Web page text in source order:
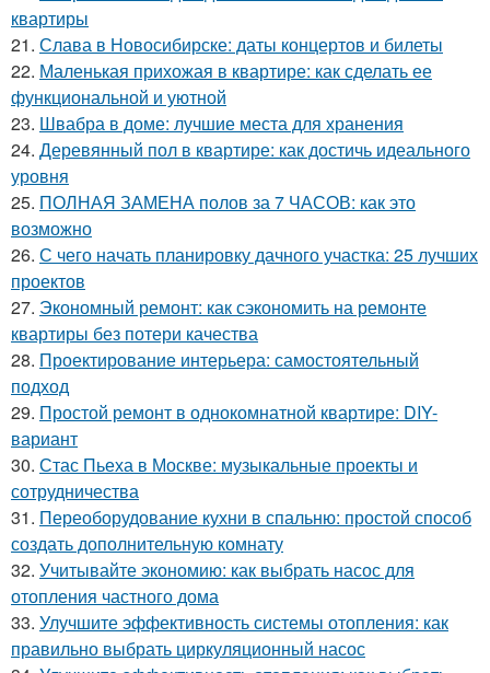
квартиры
21. Слава в Новосибирске: даты концертов и билеты
22. Маленькая прихожая в квартире: как сделать ее
функциональной и уютной
23. Швабра в доме: лучшие места для хранения
24. Деревянный пол в квартире: как достичь идеального
уровня
25. ПОЛНАЯ ЗАМЕНА полов за 7 ЧАСОВ: как это
возможно
26. С чего начать планировку дачного участка: 25 лучших
проектов
27. Экономный ремонт: как сэкономить на ремонте
квартиры без потери качества
28. Проектирование интерьера: самостоятельный
подход
29. Простой ремонт в однокомнатной квартире: DIY-
вариант
30. Стас Пьеха в Москве: музыкальные проекты и
сотрудничества
31. Переоборудование кухни в спальню: простой способ
создать дополнительную комнату
32. Учитывайте экономию: как выбрать насос для
отопления частного дома
33. Улучшите эффективность системы отопления: как
правильно выбрать циркуляционный насос